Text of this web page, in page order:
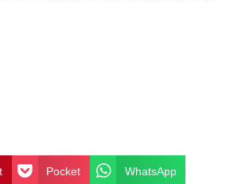
Pocket WhatsApp